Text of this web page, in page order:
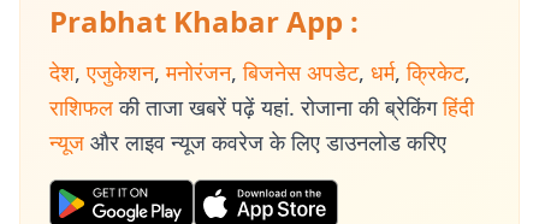
Prabhat Khabar App :
देश, एजुकेशन, मनोरंजन, बिजनेस अपडेट, धर्म, क्रिकेट,
राशिफल की ताजा खबरें पढ़ें यहां. रोजाना की ब्रेकिंग हिंदी
न्यूज और लाइव न्यूज कवरेज के लिए डाउनलोड करिए